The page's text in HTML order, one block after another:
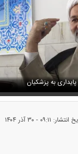
بودید / انتشار برای نخستین
به پزشکیان
۰۹:۱۱ - ۳۰ آذر ۱۴۰۴